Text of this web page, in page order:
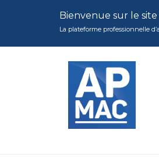
Bienvenue sur le
La plateforme professionnelle